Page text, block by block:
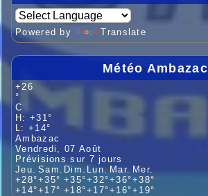
Powered by Translate
Météo Ambazac
+ 26
°
C
H: +31°
L: + 14°
Ambazac
Vendredi, 07 Août
Prévisions sur 7 jours
Jeu. Sam. Dim. Lun. Mar. Mer.
+ 28°+35° +35°+32°+36°+38°
+ 14°+ 17° + 18°+ 17°+ 16°+ 19°